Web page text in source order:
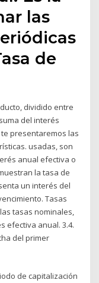
las
de
dividido entre
del interés
te presentaremos las
usadas, son
anual efectiva o
la tasa de
un interés del
Tasas
tasas nominales,
efectiva anual. 3.4.
del primer
de capitalización